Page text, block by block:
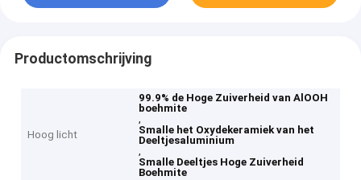
Productomschrijving
Hoog licht
99.9% de Hoge Zuiverheid van AlOOH
boehmite
,
Smalle het Oxydekeramiek van het
Deeltjesaluminium
,
Smalle Deeltjes Hoge Zuiverheid
Boehmite